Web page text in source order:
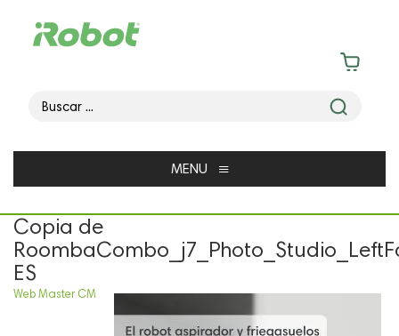
MENU ≡
Copia de
ES
Web Master CM